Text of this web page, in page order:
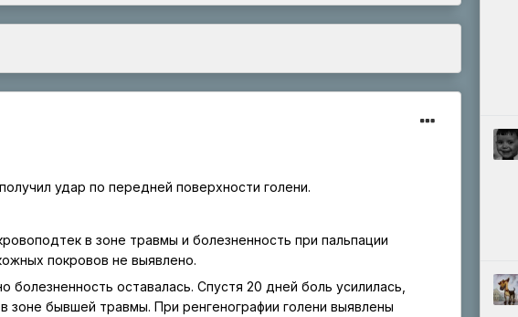
удар по передней поверхности голени.
в зоне травмы и болезненность при пальпации
покровов не выявлено.
оставалась. Спустя 20 дней боль усилилась,
зоне бывшей травмы. При ренгенографии голени выявлены